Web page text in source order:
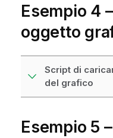
Esempio 4
oggetto
Script di
del grafico
Esempio 5